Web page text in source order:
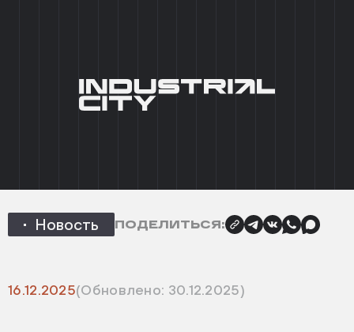
НАЗАД
16.12.2025(Обновлено: 30.12.2025)
Новость ПОДЕЛИТЬСЯ: